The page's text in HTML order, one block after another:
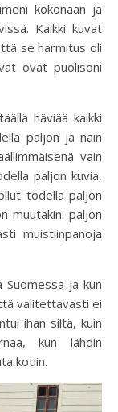
kokonaan ja
Kaikki kuvat
se harmitus oli
ovat puolisoni
häviää kaikki
paljon ja näin
vain
paljon kuvia,
todella paljon
muutakin: paljon
muistiinpanoja
Suomessa ja kun
valitettavasti ei
ihan siltä, kuin
kun lähdin
kotiin.